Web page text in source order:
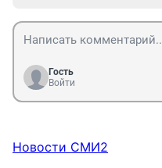
Гость
Войти
Новости СМИ2